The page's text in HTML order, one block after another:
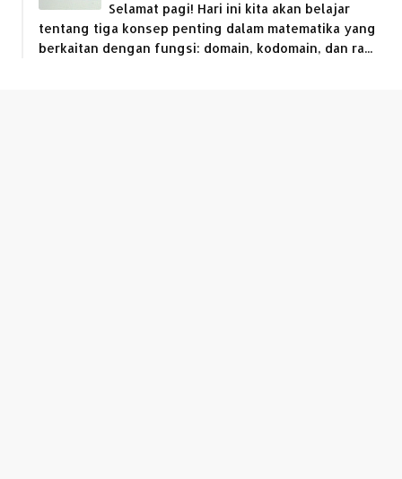
Selamat pagi! Hari ini kita akan belajar
tentang tiga konsep penting dalam matematika yang
berkaitan dengan fungsi: domain, kodomain, dan ra...